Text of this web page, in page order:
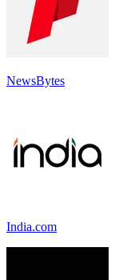
NewsBytes
India.com